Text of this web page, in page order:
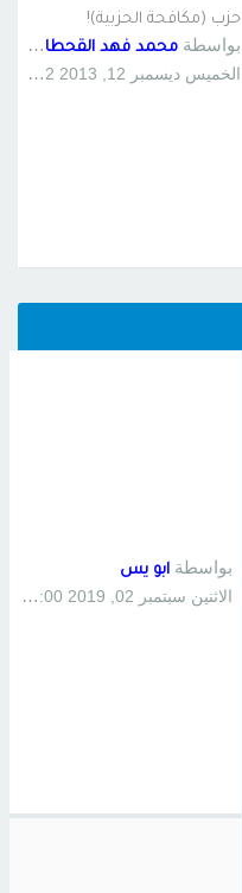
حزب (مكافحة الحزبية)!
بواسطة محمد فهد القحطاني 6
الخميس ديسمبر 12, 2013 1:22 am
بواسطة ابو يس
الاثنين سبتمبر 02, 2019 1:00 pm